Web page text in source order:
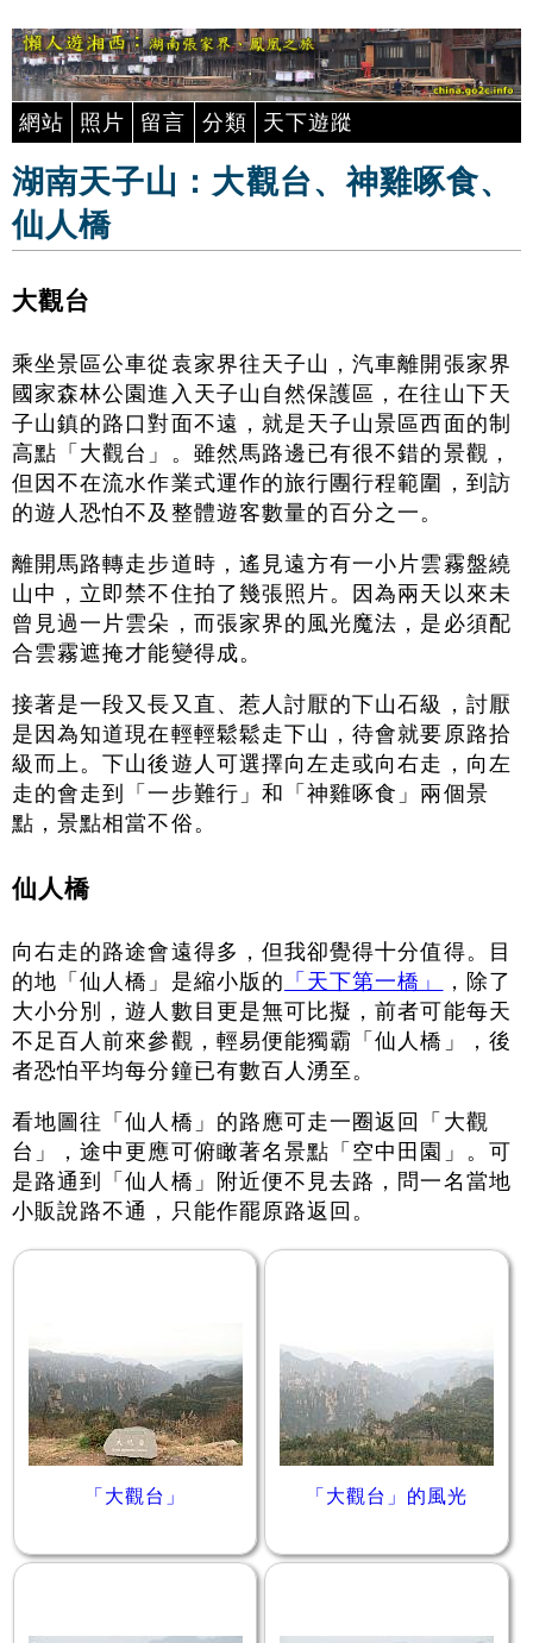
網站 照片 留言 分類 天下遊蹤
湖南天子山：大觀台、神雞啄食、
仙人橋
大觀台
乘坐景區公車從袁家界往天子山，汽車離開張家界
國家森林公園進入天子山自然保護區，在往山下天
子山鎮的路口對面不遠，就是天子山景區西面的制
高點「大觀台」。雖然馬路邊已有很不錯的景觀，
但因不在流水作業式運作的旅行團行程範圍，到訪
的遊人恐怕不及整體遊客數量的百分之一。
離開馬路轉走步道時，遙見遠方有一小片雲霧盤繞
山中，立即禁不住拍了幾張照片。因為兩天以來未
曾見過一片雲朵，而張家界的風光魔法，是必須配
合雲霧遮掩才能變得成。
接著是一段又長又直、惹人討厭的下山石級，討厭
是因為知道現在輕輕鬆鬆走下山，待會就要原路拾
級而上。下山後遊人可選擇向左走或向右走，向左
走的會走到「一步難行」和「神雞啄食」兩個景
點，景點相當不俗。
仙人橋
向右走的路途會遠得多，但我卻覺得十分值得。目
的地「仙人橋」是縮小版的 「天下第一橋」
，除了
大小分別，遊人數目更是無可比擬，前者可能每天
不足百人前來參觀，輕易便能獨霸「仙人橋」，後
者恐怕平均每分鐘已有數百人湧至。
看地圖往「仙人橋」的路應可走一圈返回「大觀
台」，途中更應可俯瞰著名景點「空中田園」。可
是路通到「仙人橋」附近便不見去路，問一名當地
小販說路不通，只能作罷原路返回。
「大觀台」 「大觀台」的風光